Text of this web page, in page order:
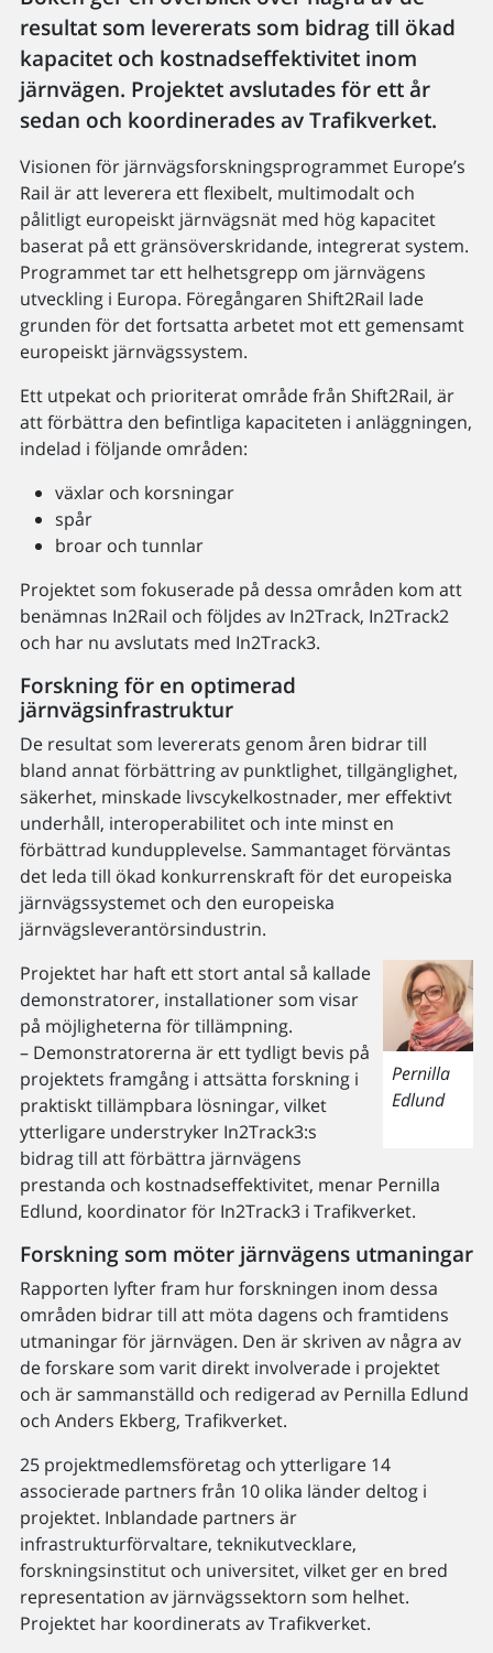
resultat som levererats som bidrag till ökad
kapacitet och kostnadseffektivitet inom
järnvägen. Projektet avslutades för ett år
sedan och koordinerades av Trafikverket.
Visionen för järnvägsforskningsprogrammet Europe’s
Rail är att leverera ett flexibelt, multimodalt och
pålitligt europeiskt järnvägsnät med hög kapacitet
baserat på ett gränsöverskridande, integrerat system.
Programmet tar ett helhetsgrepp om järnvägens
utveckling i Europa. Föregångaren Shift2Rail lade
grunden för det fortsatta arbetet mot ett gemensamt
europeiskt järnvägssystem.
Ett utpekat och prioriterat område från Shift2Rail, är
att förbättra den befintliga kapaciteten i anläggningen,
indelad i följande områden:
växlar och korsningar
spår
broar och tunnlar
Projektet som fokuserade på dessa områden kom att
benämnas In2Rail och följdes av In2Track, In2Track2
och har nu avslutats med In2Track3.
Forskning för en optimerad
järnvägsinfrastruktur
De resultat som levererats genom åren bidrar till
bland annat förbättring av punktlighet, tillgänglighet,
säkerhet, minskade livscykelkostnader, mer effektivt
underhåll, interoperabilitet och inte minst en
förbättrad kundupplevelse. Sammantaget förväntas
det leda till ökad konkurrenskraft för det europeiska
järnvägssystemet och den europeiska
järnvägsleverantörsindustrin.
Pernilla
Edlund
Projektet har haft ett stort antal så kallade
demonstratorer, installationer som visar
på möjligheterna för tillämpning.
– Demonstratorerna är ett tydligt bevis på
projektets framgång i attsätta forskning i
praktiskt tillämpbara lösningar, vilket
ytterligare understryker In2Track3:s
bidrag till att förbättra järnvägens
prestanda och kostnadseffektivitet, menar Pernilla
Edlund, koordinator för In2Track3 i Trafikverket.
Forskning som möter järnvägens utmaningar
Rapporten lyfter fram hur forskningen inom dessa
områden bidrar till att möta dagens och framtidens
utmaningar för järnvägen. Den är skriven av några av
de forskare som varit direkt involverade i projektet
och är sammanställd och redigerad av Pernilla Edlund
och Anders Ekberg, Trafikverket.
25 projektmedlemsföretag och ytterligare 14
associerade partners från 10 olika länder deltog i
projektet. Inblandade partners är
infrastrukturförvaltare, teknikutvecklare,
forskningsinstitut och universitet, vilket ger en bred
representation av järnvägssektorn som helhet.
Projektet har koordinerats av Trafikverket.